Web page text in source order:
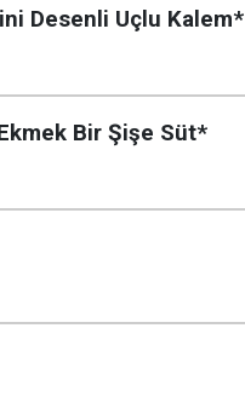
Desenli Uçlu Kalem*
Bir Şişe Süt*